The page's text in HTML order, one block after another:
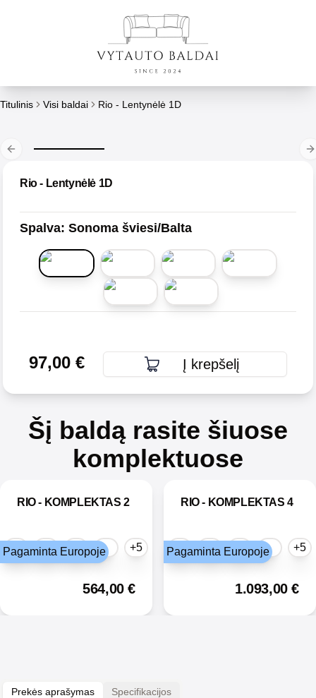
Titulinis Visi baldai Rio - Lentynėlė 1D
Previous slide
Rio - Lentynėlė 1D
Spalva: Sonoma šviesi/Balta
97,00€ Į krepšelį
Šį baldą rasite šiuose
komplektuose
RIO - KOMPLEKTAS 2
Pagaminta Europoje +5
564,00€
RIO - KOMPLEKTAS 4
Pagaminta Europoje +5
1.093,00€
Prekės aprašymas Specifikacijos